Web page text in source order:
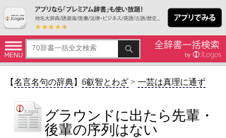
【名言名句の辞典】 6叡智とわざ> 一芸は真理に通ず
グラウンドに出たら先輩・
後輩の序列はない